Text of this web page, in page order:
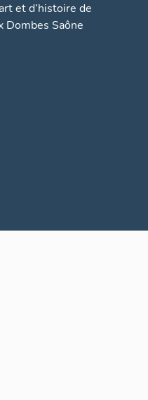
et d’histoire de
Dombes Saône